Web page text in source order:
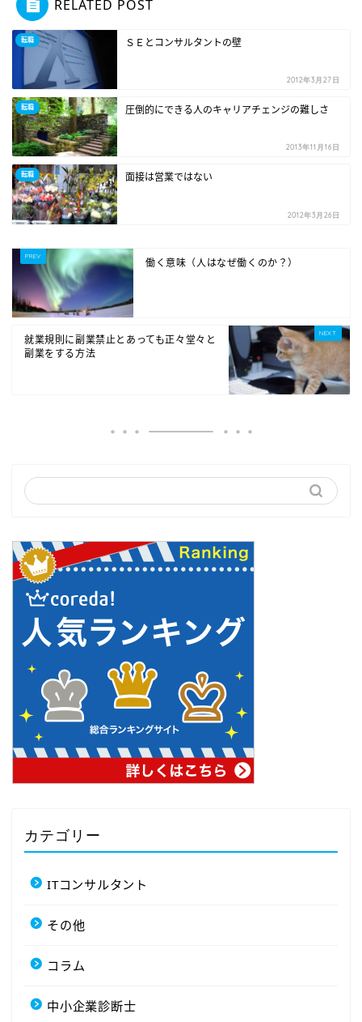
RELATED POST
転職 ＳＥとコンサルタントの壁
2012年3月27日
転職 圧倒的にできる人のキャリアチェンジの難しさ
2013年11月16日
転職 面接は営業ではない
2012年3月26日
働く意味（人はなぜ働くのか？）
就業規則に副業禁止とあっても正々堂々と
副業をする方法
カテゴリー
ITコンサルタント
その他
コラム
中小企業診断士